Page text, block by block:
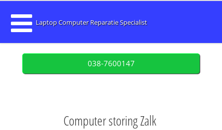
Laptop Computer Reparatie Specialist
038-7600147
Computer storing Zalk